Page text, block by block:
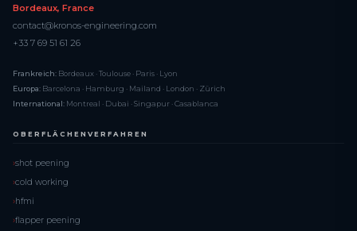
Bordeaux, France
contact@kronos-engineering.com
+33 7 69 51 61 26
Frankreich: Bordeaux · Toulouse · Paris · Lyon
Europa: Barcelona · Hamburg · Mailand · London · Zürich
International: Montreal · Dubai · Singapur · Casablanca
OBERFLÄCHENVERFAHREN
shot peening
cold working
hfmi
flapper peening